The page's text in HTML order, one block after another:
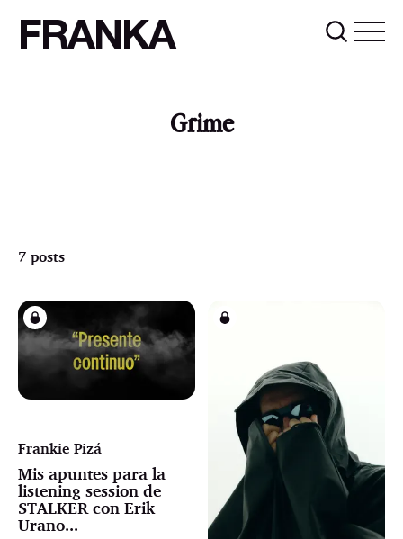
FRANKA
Grime
7 posts
Frankie Pizá
Mis apuntes para la
listening session de
STALKER con Erik
Urano...